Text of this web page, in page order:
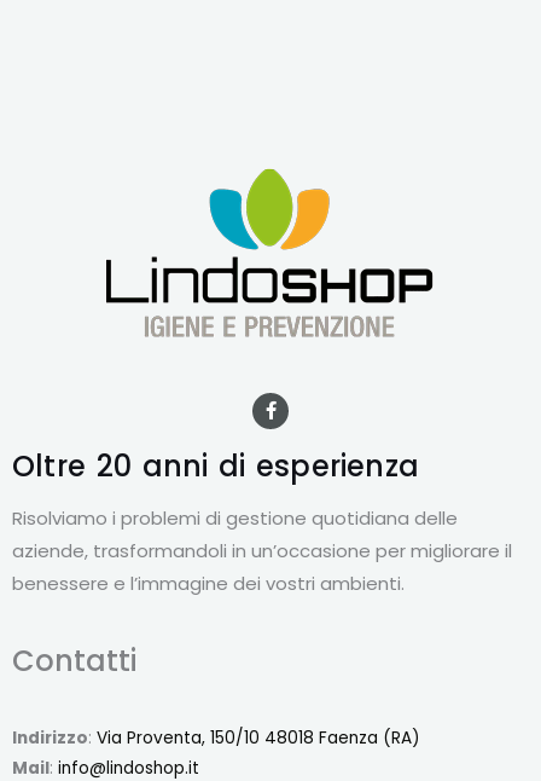
F
a
e
b
o
k
-
Oltre 20 anni di esperienza
Risolviamo i problemi di gestione quotidiana delle
aziende, trasformandoli in un’occasione per migliorare il
benessere e l’immagine dei vostri ambienti.
Contatti
Indirizzo: Via Proventa, 150/10 48018 Faenza (RA)
Mail: info@lindoshop.it